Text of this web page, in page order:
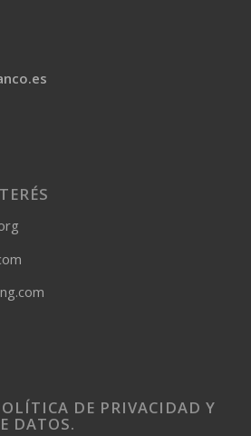
DE PRIVACIDAD Y
DATOS.